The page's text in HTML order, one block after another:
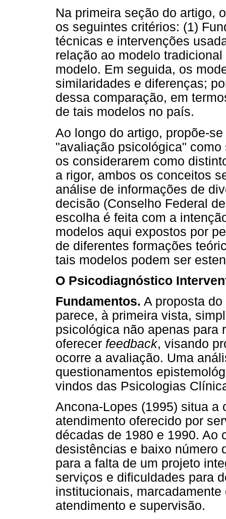
Na primeira seção do artigo,
os seguintes critérios: (1)
técnicas e intervenções
relação ao modelo
modelo. Em seguida, os
similaridades e diferenças;
dessa comparação, em
de tais modelos no país.
Ao longo do artigo, propõe-
"avaliação psicológica"
os considerarem como
a rigor, ambos os conceitos
análise de informações de
decisão (Conselho Federal
escolha é feita com a
modelos aqui expostos por
de diferentes formações
tais modelos podem ser
O Psicodiagnóstico
Fundamentos. A proposta
parece, à primeira vista,
psicológica não apenas para
oferecer feedback, visando
ocorre a avaliação. Uma
questionamentos
vindos das Psicologias
Ancona-Lopes (1995) situa a
atendimento oferecido por
décadas de 1980 e 1990. Ao
desistências e baixo número
para a falta de um projeto
serviços e dificuldades para
institucionais,
atendimento e supervisão.